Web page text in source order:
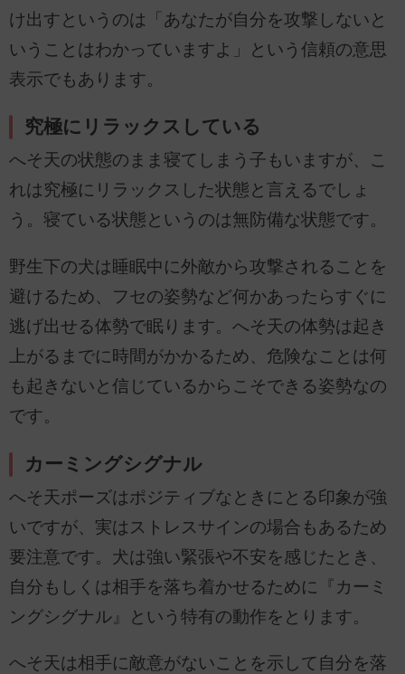
け出すというのは「あなたが自分を攻撃しないと
いうことはわかっていますよ」という信頼の意思
表示でもあります。
究極にリラックスしている
へそ天の状態のまま寝てしまう子もいますが、こ
れは究極にリラックスした状態と言えるでしょ
う。寝ている状態というのは無防備な状態です。
野生下の犬は睡眠中に外敵から攻撃されることを
避けるため、フセの姿勢など何かあったらすぐに
逃げ出せる体勢で眠ります。へそ天の体勢は起き
上がるまでに時間がかかるため、危険なことは何
も起きないと信じているからこそできる姿勢なの
です。
カーミングシグナル
へそ天ポーズはポジティブなときにとる印象が強
いですが、実はストレスサインの場合もあるため
要注意です。犬は強い緊張や不安を感じたとき、
自分もしくは相手を落ち着かせるために『カーミ
ングシグナル』という特有の動作をとります。
へそ天は相手に敵意がないことを示して自分を落